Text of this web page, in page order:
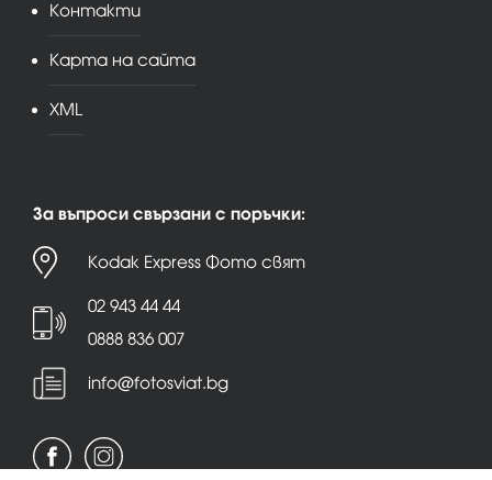
Контакти
Карта на сайта
XML
За въпроси свързани с поръчки:
Kodak Express Фото свят
02 943 44 44
0888 836 007
info@fotosviat.bg